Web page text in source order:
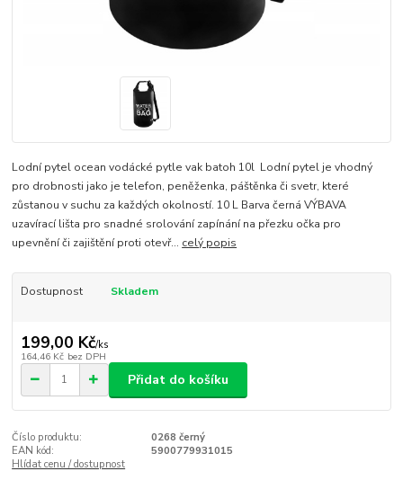
Lodní pytel ocean vodácké pytle vak batoh 10l Lodní pytel je vhodný
pro drobnosti jako je telefon, peněženka, páštěnka či svetr, které
zůstanou v suchu za každých okolností. 10 L Barva černá VÝBAVA
uzavírací lišta pro snadné srolování zapínání na přezku očka pro
upevnění či zajištění proti otevř... celý popis
Dostupnost Skladem
199,00 Kč/ks
164,46 Kč bez DPH
Přidat do košíku
Číslo produktu:
0268 černý
EAN kód:
5900779931015
Hlídat cenu / dostupnost